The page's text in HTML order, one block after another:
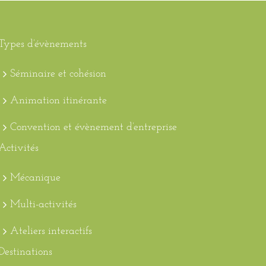
d’évènements
Séminaire et cohésion
Animation itinérante
Convention et évènement d’entreprise
Mécanique
Multi-activités
Ateliers interactifs